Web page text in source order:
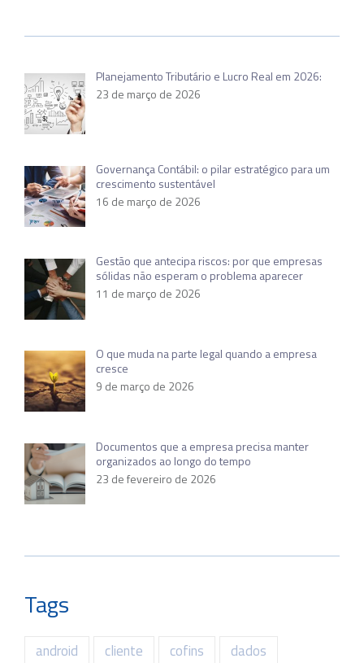
Planejamento Tributário e Lucro Real em 2026:
23 de março de 2026
Governança Contábil: o pilar estratégico para um
crescimento sustentável
16 de março de 2026
Gestão que antecipa riscos: por que empresas
sólidas não esperam o problema aparecer
11 de março de 2026
O que muda na parte legal quando a empresa
cresce
9 de março de 2026
Documentos que a empresa precisa manter
organizados ao longo do tempo
23 de fevereiro de 2026
Tags
android cliente cofins
dados